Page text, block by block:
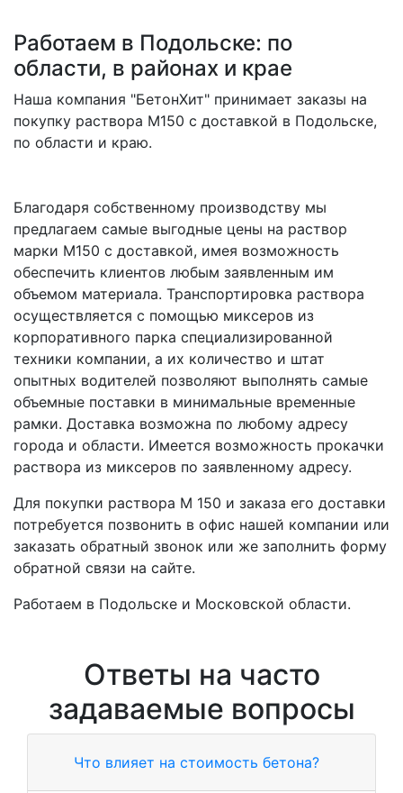
Работаем в Подольске: по
области, в районах и крае
Наша компания "БетонХит" принимает заказы на
покупку раствора M150 с доставкой в Подольске,
по области и краю.
Благодаря собственному производству мы
предлагаем самые выгодные цены на раствор
марки M150 с доставкой, имея возможность
обеспечить клиентов любым заявленным им
объемом материала. Транспортировка раствора
осуществляется с помощью миксеров из
корпоративного парка специализированной
техники компании, а их количество и штат
опытных водителей позволяют выполнять самые
объемные поставки в минимальные временные
рамки. Доставка возможна по любому адресу
города и области. Имеется возможность прокачки
раствора из миксеров по заявленному адресу.
Для покупки раствора M 150 и заказа его доставки
потребуется позвонить в офис нашей компании или
заказать обратный звонок или же заполнить форму
обратной связи на сайте.
Работаем в Подольске и Московской области.
Ответы на часто
задаваемые вопросы
Что влияет на стоимость бетона?